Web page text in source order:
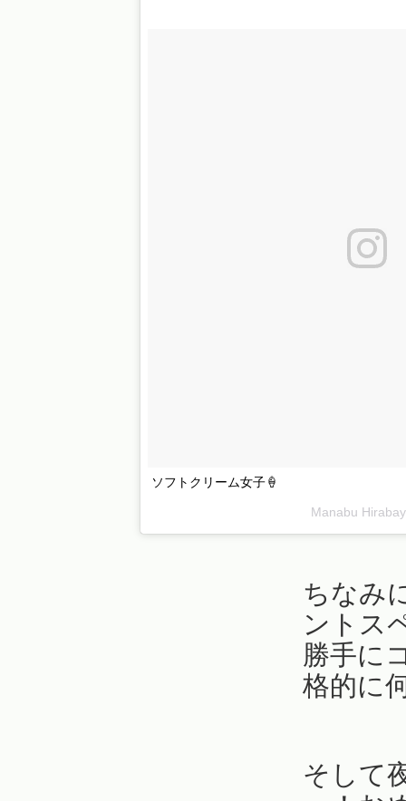
ソフトクリーム女子🍦
ちなみ
ントス
勝手に
格的に
そして